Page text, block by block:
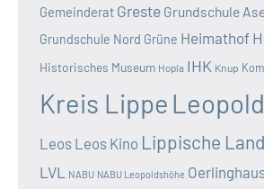
Gemeinderat Greste Grundschule
Grundschule Nord Grüne Heimathof
Historisches Museum Hopla IHK Knup
Kreis Lippe
Leos Leos Kino Lippische
LVL NABU NABU Leopoldshöhe